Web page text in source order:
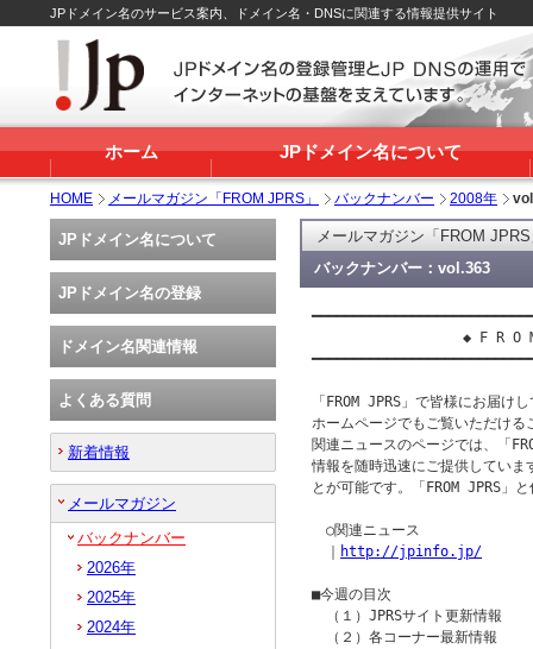
JPドメイン名のサービス案内、ドメイン名・DNSに関連する情報提供サイト
ホーム JPドメイン名について
HOME メールマガジン「FROM JPRS」 バックナンバー 2008年
メールマガジン「FROM
バックナンバー：vol.363
◆ F R O M　J P
「FROM JPRS」で皆様にお届け
ホームページでもご覧いただける
関連ニュースのページでは、「
情報を随時迅速にご提供してい
とが可能です。「FROM JPRS」
○関連ニュース
http://jpinfo.jp/
■今週の目次
（１）JPRSサイト更新情報
（２）各コーナー最新情報
JPドメイン名について
JPドメイン名の登録
ドメイン名関連情報
よくある質問
新着情報
メールマガジン
バックナンバー
2026年
2025年
2024年